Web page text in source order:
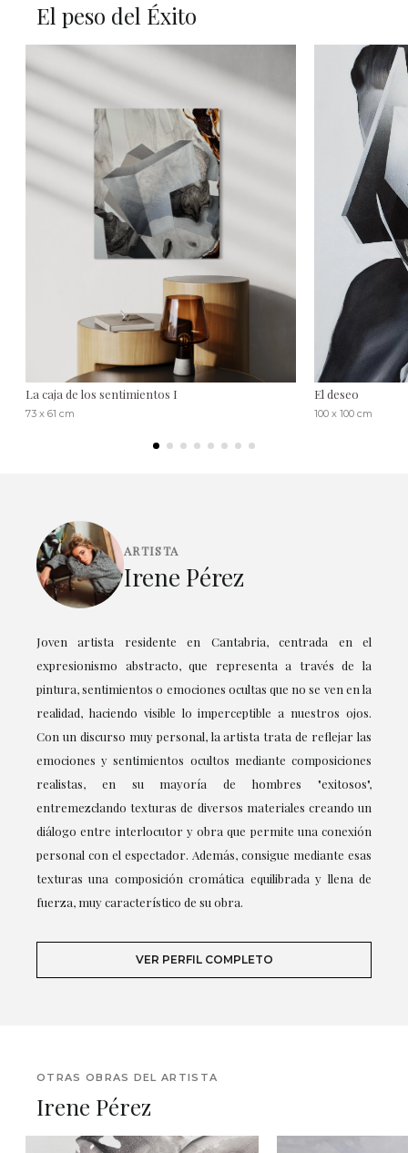
El peso del Éxito
La caja de los sentimientos I
73 x 61 cm
El deseo
100 x 100 cm
ARTISTA
Irene Pérez
Joven artista residente en Cantabria, centrada en el
expresionismo abstracto, que representa a través de la
pintura, sentimientos o emociones ocultas que no se ven en la
realidad, haciendo visible lo imperceptible a nuestros ojos.
Con un discurso muy personal, la artista trata de reflejar las
emociones y sentimientos ocultos mediante composiciones
realistas, en su mayoría de hombres "exitosos",
entremezclando texturas de diversos materiales creando un
diálogo entre interlocutor y obra que permite una conexión
personal con el espectador. Además, consigue mediante esas
texturas una composición cromática equilibrada y llena de
fuerza, muy característico de su obra.
VER PERFIL COMPLETO
OTRAS OBRAS DEL ARTISTA
Irene Pérez